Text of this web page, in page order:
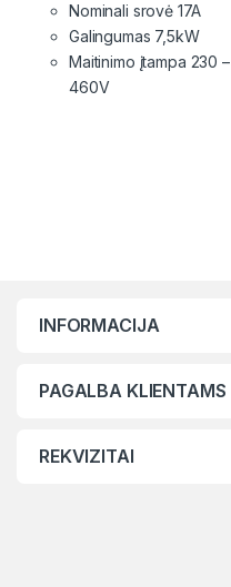
Nominali srovė 17A
Galingumas 7,5kW
Maitinimo įtampa 230 –
460V
INFORMACIJA
PAGALBA KLIENTAMS
REKVIZITAI